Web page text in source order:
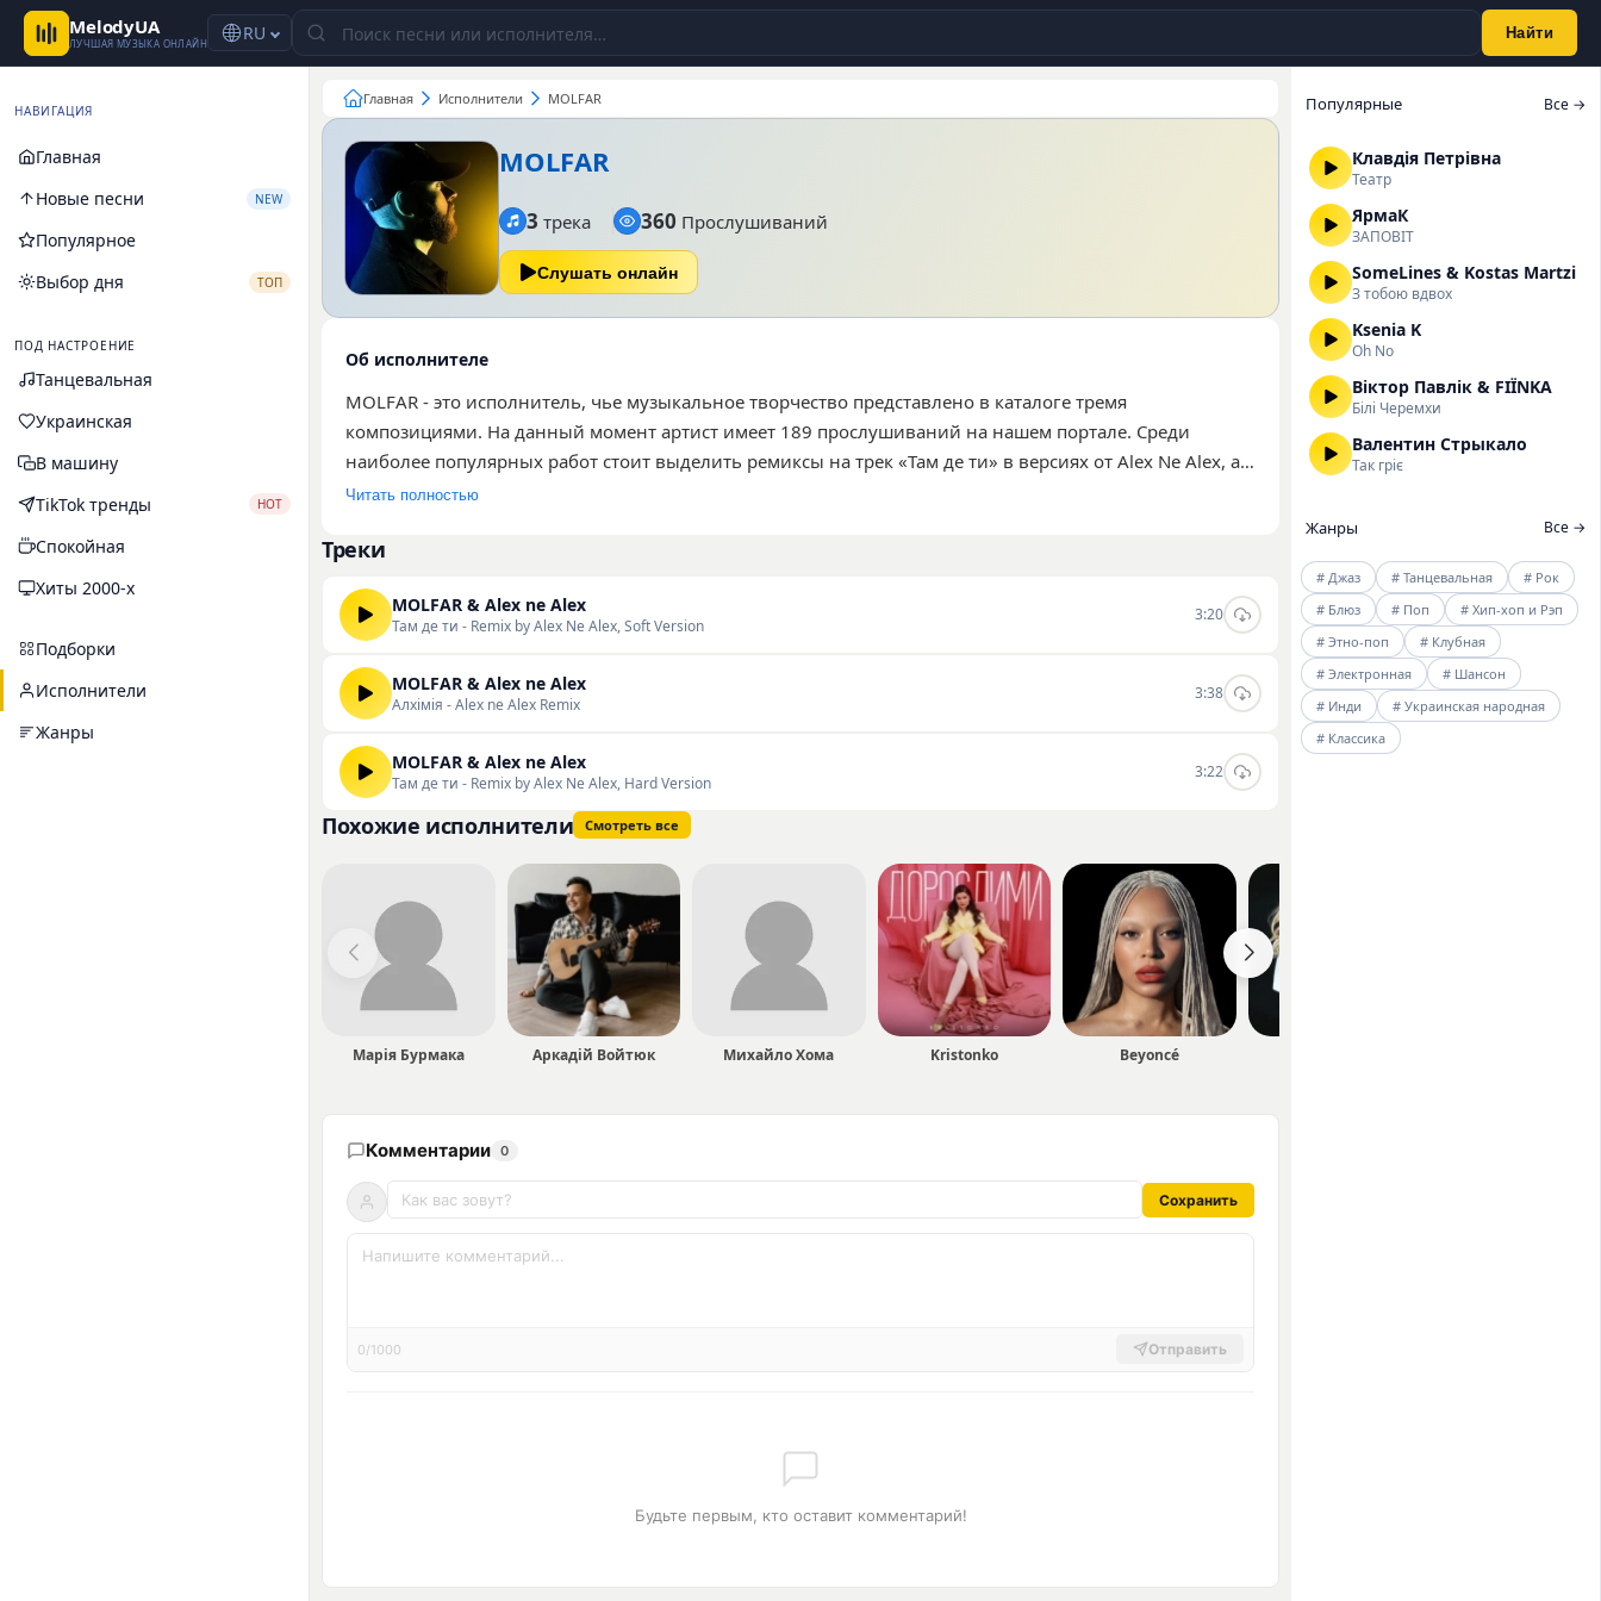
MelodyUA
ЛУЧШАЯ МУЗЫКА ОНЛАЙН RU Найти
НАВИГАЦИЯ
Главная
Новые песни
NEW
Популярное
Выбор дня
ТОП
ПОД НАСТРОЕНИЕ
Танцевальная
Украинская
В машину
TikTok тренды
HOT
Спокойная
Хиты 2000-х
Подборки
Исполнители
Жанры
Главная Исполнители MOLFAR
MOLFAR
3 трека 360 Прослушиваний
Слушать онлайн
Об исполнителе
MOLFAR - это исполнитель, чье музыкальное творчество представлено в каталоге тремя
композициями. На данный момент артист имеет 189 прослушиваний на нашем портале. Среди
наиболее популярных работ стоит выделить ремиксы на трек «Там де ти» в версиях от Alex Ne Alex, а
также ремикс на композицию «Алхімія». Музыка исполнителя ориентирована на широкий круг
Творчество проекта постепенно находит отклик у аудитории, что подтверждается статистикой
непосредственно на нашем сайте.
Читать полностью
Треки
MOLFAR & Alex ne Alex
Там де ти - Remix by Alex Ne Alex, Soft Version
3:20
MOLFAR & Alex ne Alex
Алхімія - Alex ne Alex Remix
3:38
MOLFAR & Alex ne Alex
Там де ти - Remix by Alex Ne Alex, Hard Version
3:22
Похожие исполнители Смотреть все
Марія Бурмака Аркадій Войтюк Михайло Хома Kristonko Beyoncé
Комментарии 0
Сохранить
0/1000 Отправить
Будьте первым, кто оставит комментарий!
Популярные Все →
Клавдія Петрівна
Театр
ЯрмаК
ЗАПОВІТ
SomeLines & Kostas Martzi
З тобою вдвох
Ksenia K
Oh No
Віктор Павлік & FIЇNKA
Білі Черемхи
Валентин Стрыкало
Так гріє
Жанры Все →
# Джаз # Танцевальная
# Рок
# Блюз
# Поп
# Хип-хоп и Рэп
# Этно-поп
# Клубная
# Электронная
# Шансон
# Инди
# Украинская народная
# Классика